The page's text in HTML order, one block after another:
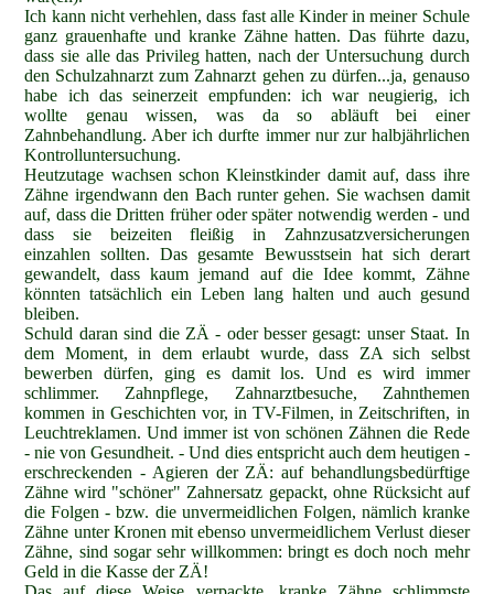
Ich kann nicht verhehlen, dass fast alle Kinder in meiner Schule
ganz grauenhafte und kranke Zähne hatten. Das führte dazu,
dass sie alle das Privileg hatten, nach der Untersuchung durch
den Schulzahnarzt zum Zahnarzt gehen zu dürfen...ja, genauso
habe ich das seinerzeit empfunden: ich war neugierig, ich
wollte genau wissen, was da so abläuft bei einer
Zahnbehandlung. Aber ich durfte immer nur zur halbjährlichen
Kontrolluntersuchung.
Heutzutage wachsen schon Kleinstkinder damit auf, dass ihre
Zähne irgendwann den Bach runter gehen. Sie wachsen damit
auf, dass die Dritten früher oder später notwendig werden - und
dass sie beizeiten fleißig in Zahnzusatzversicherungen
einzahlen sollten. Das gesamte Bewusstsein hat sich derart
gewandelt, dass kaum jemand auf die Idee kommt, Zähne
könntentatsächlich ein Leben lang halten und auch gesund
bleiben.
Schuld daran sind die ZÄ - oder besser gesagt: unser Staat. In
dem Moment, in dem erlaubt wurde, dass ZA sich selbst
bewerben dürfen, ging es damit los. Und es wird immer
schlimmer. Zahnpflege, Zahnarztbesuche, Zahnthemen
kommen in Geschichten vor, in TV-Filmen, in Zeitschriften, in
Leuchtreklamen. Und immer ist von schönen Zähnen die Rede
- nie von Gesundheit. - Und dies entspricht auch dem heutigen -
erschreckenden - Agieren der ZÄ: auf behandlungsbedürftige
Zähne wird "schöner" Zahnersatz gepackt, ohne Rücksicht auf
die Folgen - bzw. die unvermeidlichen Folgen, nämlich kranke
Zähne unter Kronen mit ebenso unvermeidlichem Verlust dieser
Zähne, sind sogar sehr willkommen: bringt es doch noch mehr
Geld in die Kasse der ZÄ!